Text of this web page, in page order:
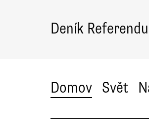
Deník
Domov Svět